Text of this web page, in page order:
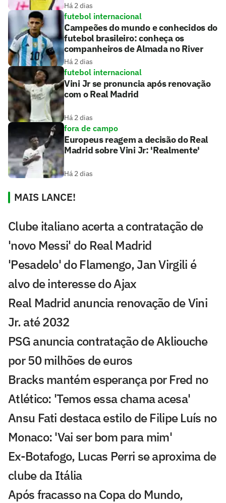
Há 2 dias
futebol internacional
Campeões do mundo e conhecidos do
futebol brasileiro: conheça os
companheiros de Almada no River
Há 2 dias
futebol internacional
Vini Jr se pronuncia após renovação
com o Real Madrid
Há 2 dias
fora de campo
Europeus reagem a decisão do Real
Madrid sobre Vini Jr: 'Realmente'
Há 2 dias
MAIS LANCE!
Clube italiano acerta a contratação de
'novo Messi' do Real Madrid
'Pesadelo' do Flamengo, Jan Virgili é
alvo de interesse do Ajax
Real Madrid anuncia renovação de Vini
Jr. até 2032
PSG anuncia contratação de Akliouche
por 50 milhões de euros
Bracks mantém esperança por Fred no
Atlético: 'Temos essa chama acesa'
Ansu Fati destaca estilo de Filipe Luís no
Monaco: 'Vai ser bom para mim'
Ex-Botafogo, Lucas Perri se aproxima de
clube da Itália
Após fracasso na Copa do Mundo,